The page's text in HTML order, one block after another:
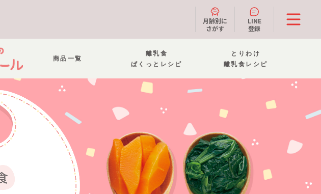
月齢別に
さがす
LINE
登録
商品一覧
離乳食
ぱくっとレシピ
とりわけ
離乳食レシピ